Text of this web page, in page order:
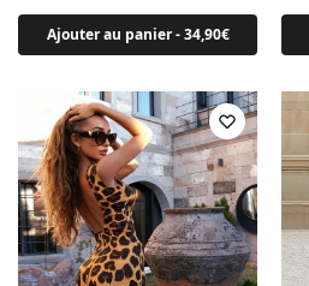
Robe verte
Robe vert sauge
Robe violette
Par forme
Par forme
Robe asymétrique
Robe bustier
Ajouter au panier - 34,90€